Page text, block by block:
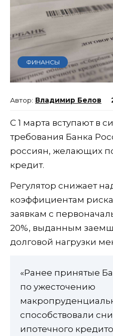
ФИНАНСЫ
Владимир Белов
С 1 марта вступают в
требования Банка
россиян, желающих
кредит.
Регулятор снижает
коэффициентам
заявкам с
20%, выданным
долговой нагрузки
«Ранее принятые
по ужесточению
способствовали
ипотечного